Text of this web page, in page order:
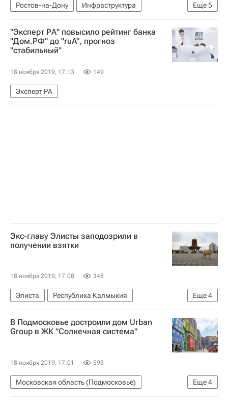
Еще5
Ростов-на-Дону
Инфраструктура
Стадионы
Арташес Арутюнянц
Ростов
Футбол
Недвижимость
"Эксперт РА" повысило рейтинг банка
"Дом.РФ" до "ruA", прогноз
"стабильный"
18 ноября 2019, 17:13 149
Эксперт РА
Экс-главу Элисты заподозрили в
получении взятки
18 ноября 2019, 17:08 348
Еще4
Элиста
Республика Калмыкия
Следственный комитет России (СК РФ)
Земельные участки
Градостроительство
В Подмосковье достроили дом Urban
Group в ЖК "Солнечная система"
18 ноября 2019, 17:01 593
Еще4
Московская область (Подмосковье)
Госстройнадзор
Жилье